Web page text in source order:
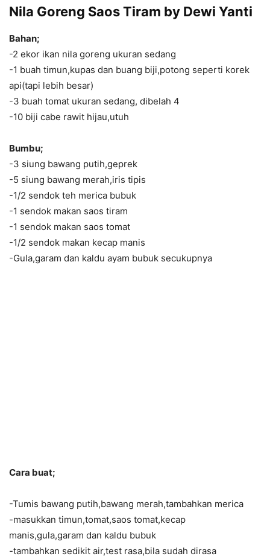
Nila Goreng Saos Tiram by Dewi Yanti
Bahan;
-2 ekor ikan nila goreng ukuran sedang
-1 buah timun,kupas dan buang biji,potong seperti korek
api(tapi lebih besar)
-3 buah tomat ukuran sedang, dibelah 4
-10 biji cabe rawit hijau,utuh
Bumbu;
-3 siung bawang putih,geprek
-5 siung bawang merah,iris tipis
-1/2 sendok teh merica bubuk
-1 sendok makan saos tiram
-1 sendok makan saos tomat
-1/2 sendok makan kecap manis
-Gula,garam dan kaldu ayam bubuk secukupnya
Cara buat;
-Tumis bawang putih,bawang merah,tambahkan merica
-masukkan timun,tomat,saos tomat,kecap
manis,gula,garam dan kaldu bubuk
-tambahkan sedikit air,test rasa,bila sudah dirasa